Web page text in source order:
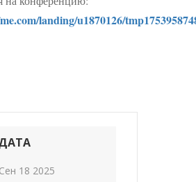
landing/u1870126/
Сен 18 2025